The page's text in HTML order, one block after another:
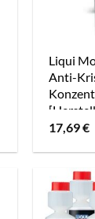
Liqui
Anti-
17,69€